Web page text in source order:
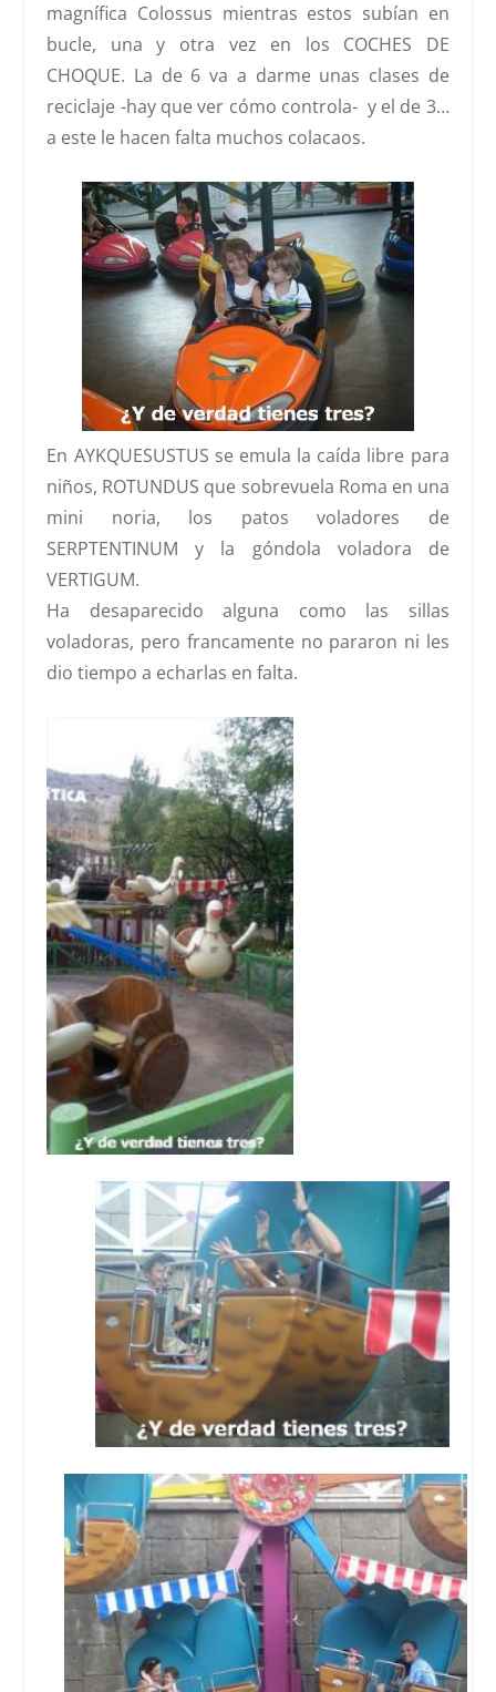
magnífica Colossus mientras estos subían en
bucle, una y otra vez en los COCHES DE
CHOQUE. La de 6 va a darme unas clases de
reciclaje -hay que ver cómo controla- y el de 3…
a este le hacen falta muchos colacaos.
En AYKQUESUSTUS se emula la caída libre para
niños, ROTUNDUS que sobrevuela Roma en una
mini noria, los patos voladores de
SERPTENTINUM y la góndola voladora de
VERTIGUM.
Ha desaparecido alguna como las sillas
voladoras, pero francamente no pararon ni les
dio tiempo a echarlas en falta.